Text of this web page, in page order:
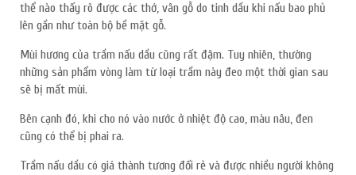
thể nào thấy rõ được các thớ, vân gỗ do tinh dầu khi nấu bao phủ
lên gần như toàn bộ bề mặt gỗ.
Mùi hương của trầm nấu dầu cũng rất đậm. Tuy nhiên, thường
những sản phẩm vòng làm từ loại trầm này đeo một thời gian sau
sẽ bị mất mùi.
Bên cạnh đó, khi cho nó vào nước ở nhiệt độ cao, màu nâu, đen
cũng có thể bị phai ra.
Trầm nấu dầu có giá thành tương đối rẻ và được nhiều người không